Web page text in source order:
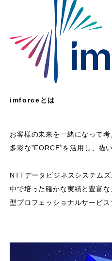
imforceとは
お客様の未来を⼀緒になって考
多彩な”FORCE”を活⽤し、描
NTTデータビジネスシステム
中で培った確かな実績と豊富
型プロフェッショナルサービス